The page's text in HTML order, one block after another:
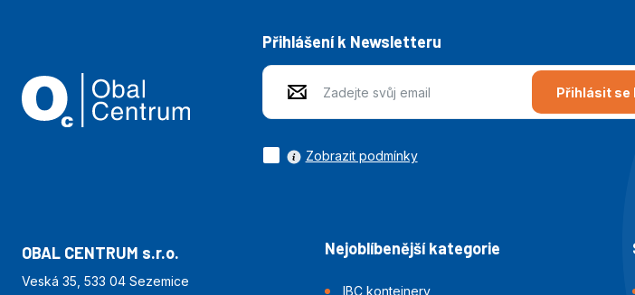
Přihlášení k Newsletteru
Přihlásit se
Zobrazit podmínky
OBAL CENTRUM s.r.o.
Veská 35, 533 04 Sezemice
Nejoblíbenější kategorie
IBC kontejnery